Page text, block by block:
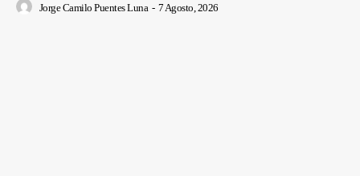
Jorge Camilo Puentes Luna - 7 Agosto, 2026